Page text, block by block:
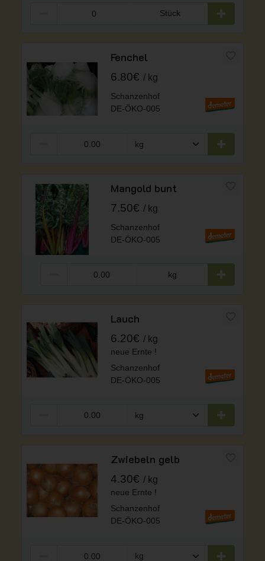
Stück
Fenchel
6.80€ kg
Schanzenhof
DE-ÖKO-005
Mangold bunt
7.50€ kg
Schanzenhof
DE-ÖKO-005
kg
Lauch
6.20€ kg
neue Ernte !
Schanzenhof
DE-ÖKO-005
Zwiebeln gelb
4.30€ kg
neue Ernte !
Schanzenhof
DE-ÖKO-005